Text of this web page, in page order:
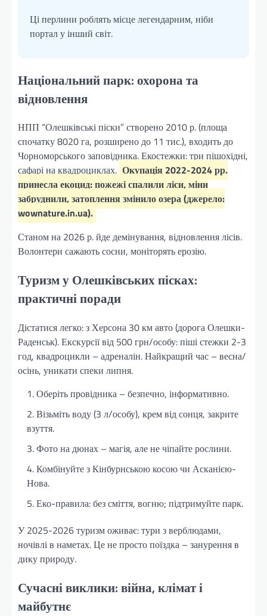
Ці перлини роблять місце легендарним, ніби
портал у інший світ.
Національний парк: охорона та
відновлення
НПП “Олешківські піски” створено 2010 р. (площа
спочатку 8020 га, розширено до 11 тис.), входить до
Чорноморського заповідника. Екостежки: три пішохідні,
сафарі на квадроциклах. Окупація 2022-2024 рр.
принесла екоцид: пожежі спалили ліси, міни
забруднили, затоплення змінило озера (джерело:
wownature.in.ua).
Станом на 2026 р. йде демінування, відновлення лісів.
Волонтери сажають сосни, моніторять ерозію.
Туризм у Олешківських пісках:
практичні поради
Дістатися легко: з Херсона 30 км авто (дорога Олешки-
Раденськ). Екскурсії від 500 грн/особу: піші стежки 2-3
год, квадроцикли – адреналін. Найкращий час – весна/
осінь, уникати спеки липня.
Оберіть провідника – безпечно, інформативно.
Візьміть воду (3 л/особу), крем від сонця, закрите
взуття.
Фото на дюнах – магія, але не чіпайте рослини.
Комбінуйте з Кінбурнською косою чи Асканією-
Нова.
Еко-правила: без сміття, вогню; підтримуйте парк.
У 2025-2026 туризм оживає: тури з верблюдами,
ночівлі в наметах. Це не просто поїздка – занурення в
дику природу.
Сучасні виклики: війна, клімат і
майбутнє